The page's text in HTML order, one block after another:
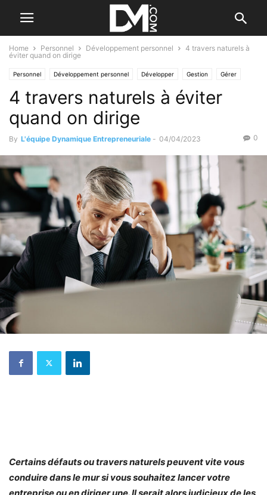
Home Personnel Développement personnel
4 travers naturels à
éviter quand on dirige
Personnel Développement personnel Développer Gestion Gérer
Management
4 travers naturels à éviter
quand on dirige
By L'équipe Dynamique Entrepreneuriale - 04/04/2023 0
Certains défauts ou travers naturels peuvent vite vous
conduire dans le mur si vous souhaitez lancer votre
entreprise ou en diriger une. Il serait alors judicieux de les